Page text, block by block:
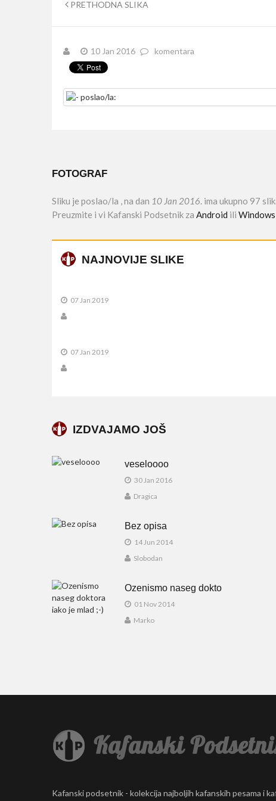
PRETHODNA SLIKA
10 Jan 2016 komentara
FOTOGRAF
Sliku je poslao/la , na dan 10 Jan 2016. ima ukupno 97
Preuzmite i vi Kafanski Podsetnik za Android ili
NAJNOVIJE SLIKE
07 Jan 2019
07 Jan 2019
IZDVAJAMO JOŠ
veseloooo
30 Jan 2016
Dragica
Bez opisa
14 Jun 2014
Slobodan
Ozenismo naseg dokto
01 Nov 2014
Marko
Kafanski podsetnik - kolekcija najboljih kafanskih pesama i